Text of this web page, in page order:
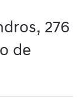
276
de